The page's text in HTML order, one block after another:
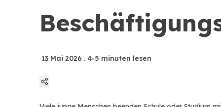
13 Mai 2026 . 4-5 minuten lesen